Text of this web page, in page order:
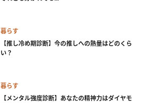
暮らす
【推し冷め期診断】今の推しへの熱量はどのくら
い？
暮らす
【メンタル強度診断】あなたの精神力はダイヤモ